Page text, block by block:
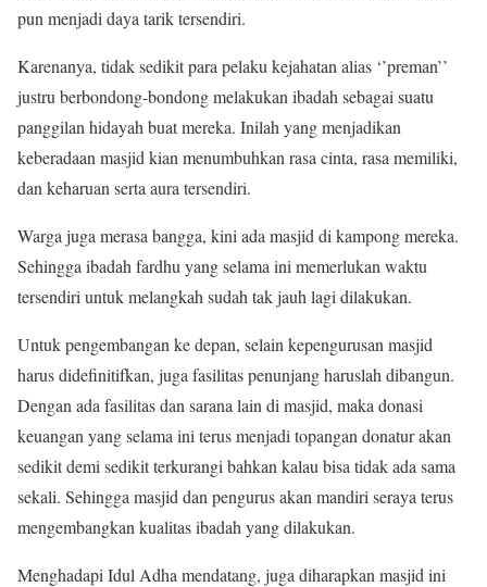
pun menjadi daya tarik tersendiri.
Karenanya, tidak sedikit para pelaku kejahatan alias ‘’preman’’
justru berbondong-bondong melakukan ibadah sebagai suatu
panggilan hidayah buat mereka. Inilah yang menjadikan
keberadaan masjid kian menumbuhkan rasa cinta, rasa memiliki,
dan keharuan serta aura tersendiri.
Warga juga merasa bangga, kini ada masjid di kampong mereka.
Sehingga ibadah fardhu yang selama ini memerlukan waktu
tersendiri untuk melangkah sudah tak jauh lagi dilakukan.
Untuk pengembangan ke depan, selain kepengurusan masjid
harus didefinitifkan, juga fasilitas penunjang haruslah dibangun.
Dengan ada fasilitas dan sarana lain di masjid, maka donasi
keuangan yang selama ini terus menjadi topangan donatur akan
sedikit demi sedikit terkurangi bahkan kalau bisa tidak ada sama
sekali. Sehingga masjid dan pengurus akan mandiri seraya terus
mengembangkan kualitas ibadah yang dilakukan.
Menghadapi Idul Adha mendatang, juga diharapkan masjid ini